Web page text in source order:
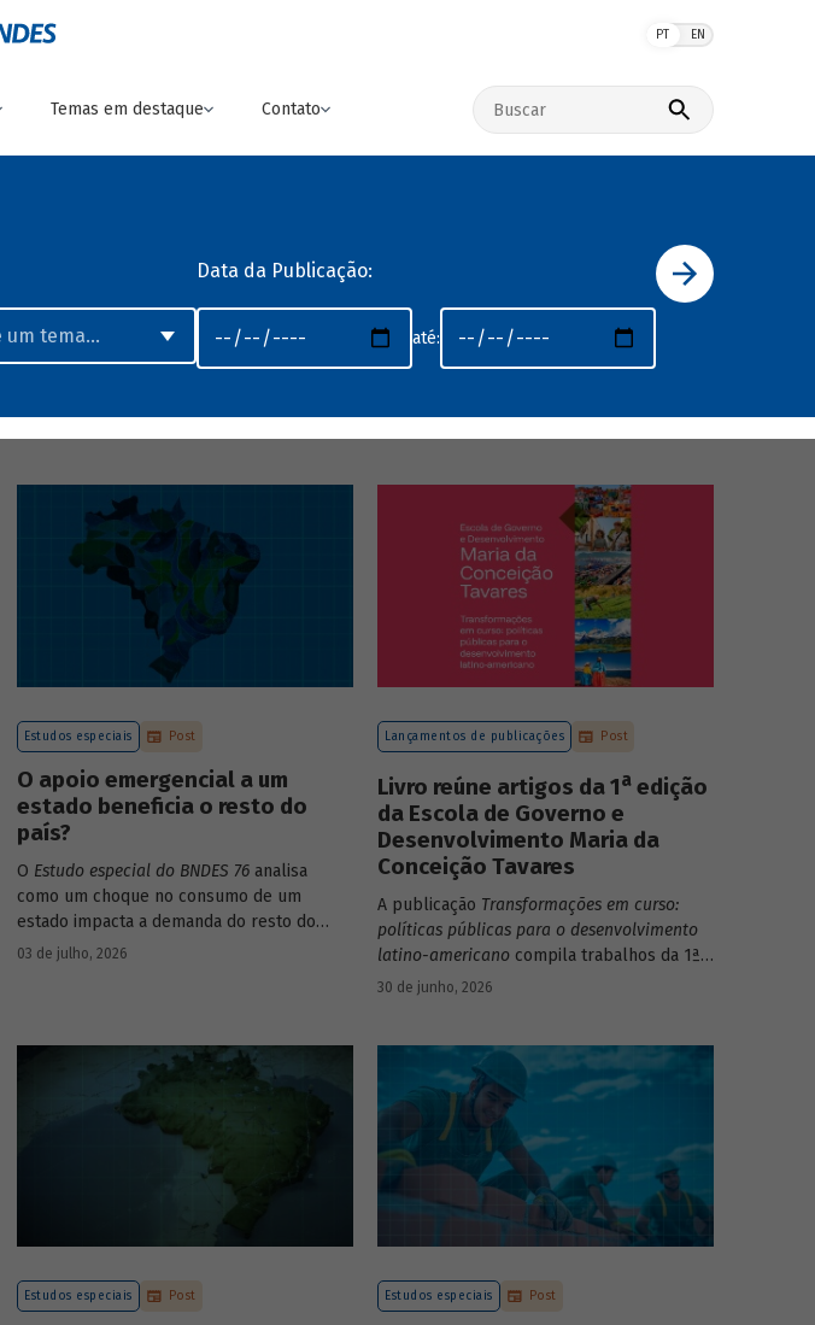
PT EN
Temas em destaque Contato
Buscar no site
Data da Publicação:
até:
Estudos especiais Post
O apoio emergencial a um
estado beneficia o resto do
país?
O Estudo especial do BNDES 76 analisa
como um choque no consumo de um
estado impacta a demanda do resto do
país, usando como exemplo o caso do Rio
03 de julho, 2026
Lançamentos de publicações Post
Livro reúne artigos da 1a edição
da Escola de Governo e
Desenvolvimento Maria da
Conceição Tavares
A publicação Transformações em curso:
políticas públicas para o desenvolvimento
latino-americano compila trabalhos da 1ª
edição da Escola de Governo e
30 de junho, 2026
Estudos especiais Post Estudos especiais Post